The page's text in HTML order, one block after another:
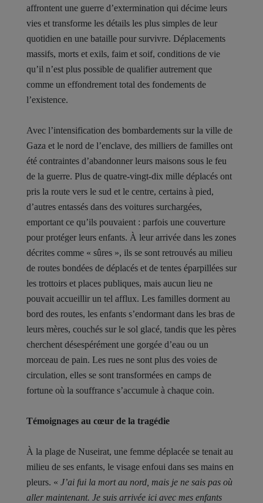
affrontent une guerre d’extermination qui décime leurs
vies et transforme les détails les plus simples de leur
quotidien en une bataille pour survivre. Déplacements
massifs, morts et exils, faim et soif, conditions de vie
qu’il n’est plus possible de qualifier autrement que
comme un effondrement total des fondements de
l’existence.
Avec l’intensification des bombardements sur la ville de
Gaza et le nord de l’enclave, des milliers de familles ont
été contraintes d’abandonner leurs maisons sous le feu
de la guerre. Plus de quatre-vingt-dix mille déplacés ont
pris la route vers le sud et le centre, certains à pied,
d’autres entassés dans des voitures surchargées,
emportant ce qu’ils pouvaient : parfois une couverture
pour protéger leurs enfants. À leur arrivée dans les zones
décrites comme « sûres », ils se sont retrouvés au milieu
de routes bondées de déplacés et de tentes éparpillées sur
les trottoirs et places publiques, mais aucun lieu ne
pouvait accueillir un tel afflux. Les familles dorment au
bord des routes, les enfants s’endormant dans les bras de
leurs mères, couchés sur le sol glacé, tandis que les pères
cherchent désespérément une gorgée d’eau ou un
morceau de pain. Les rues ne sont plus des voies de
circulation, elles se sont transformées en camps de
fortune où la souffrance s’accumule à chaque coin.
Témoignages au cœur de la tragédie
À la plage de Nuseirat, une femme déplacée se tenait au
milieu de ses enfants, le visage enfoui dans ses mains en
pleurs. « J’ai fui la mort au nord, mais je ne sais pas où
aller maintenant. Je suis arrivée ici avec mes enfants